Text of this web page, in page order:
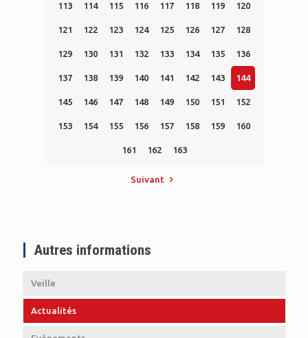
113 114 115 116 117 118 119 120
121 122 123 124 125 126 127 128
129 130 131 132 133 134 135 136
137 138 139 140 141 142 143 144
145 146 147 148 149 150 151 152
153 154 155 156 157 158 159 160
161 162 163
Suivant
Autres informations
Veille
Actualités